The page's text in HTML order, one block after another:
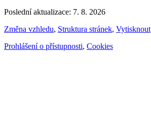
Poslední aktualizace: 7. 8. 2026
Změna vzhledu, Struktura stránek, Vytisknout
Prohlášení o přístupnosti, Cookies